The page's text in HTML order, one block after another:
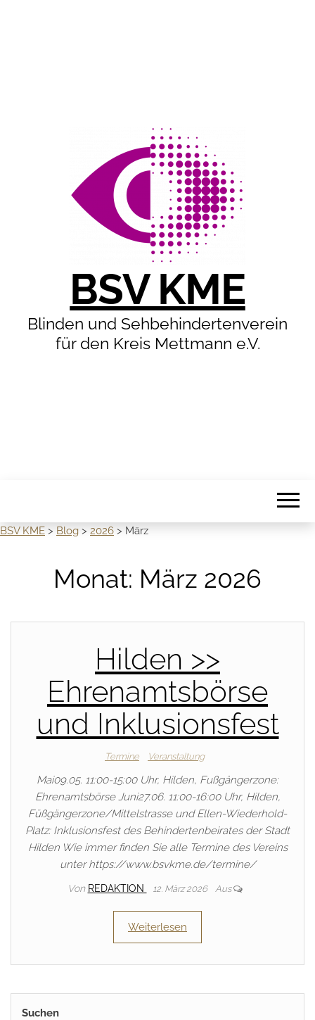
BSV KME
Blinden und Sehbehindertenverein
für den Kreis Mettmann e.V.
BSV KME > Blog > 2026 > März
Monat: März 2026
Hilden >>
Ehrenamtsbörse
und Inklusionsfest
Termine Veranstaltung
Mai09.05. 11:00-15:00 Uhr, Hilden, Fußgängerzone:
Ehrenamtsbörse Juni27.06. 11:00-16:00 Uhr, Hilden,
Füßgängerzone/Mittelstrasse und Ellen-Wiederhold-
Platz: Inklusionsfest des Behindertenbeirates der Stadt
Hilden Wie immer finden Sie alle Termine des Vereins
unter https://www.bsvkme.de/termine/
Von REDAKTION 12. März 2026 Aus
Weiterlesen
Suchen